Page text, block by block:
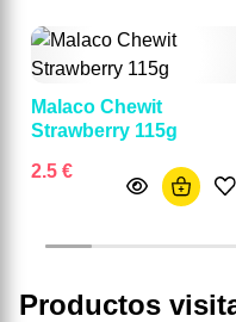
Malaco Chewit
Strawberry 115g
2.5 €
Productos